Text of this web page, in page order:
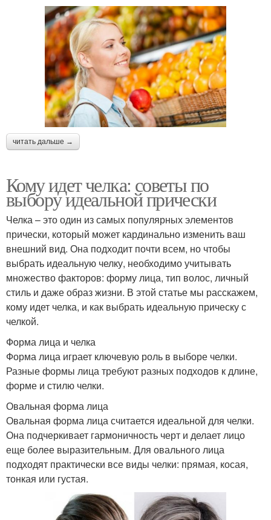
читать дальше →
Кому идет челка: советы по
выбору идеальной прически
Челка – это один из самых популярных элементов
прически, который может кардинально изменить ваш
внешний вид. Она подходит почти всем, но чтобы
выбрать идеальную челку, необходимо учитывать
множество факторов: форму лица, тип волос, личный
стиль и даже образ жизни. В этой статье мы расскажем,
кому идет челка, и как выбрать идеальную прическу с
челкой.
Форма лица и челка
Форма лица играет ключевую роль в выборе челки.
Разные формы лица требуют разных подходов к длине,
форме и стилю челки.
Овальная форма лица
Овальная форма лица считается идеальной для челки.
Она подчеркивает гармоничность черт и делает лицо
еще более выразительным. Для овального лица
подходят практически все виды челки: прямая, косая,
тонкая или густая.